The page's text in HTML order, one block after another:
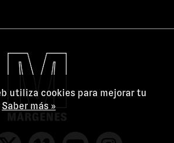
utiliza cookies para mejorar tu
Saber más »